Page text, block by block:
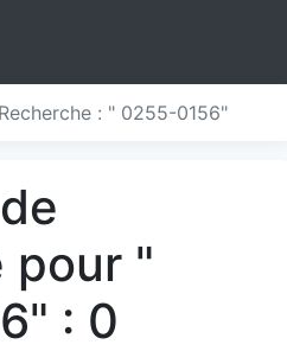
Recherche : " 0255-0156"
pour "
: 0